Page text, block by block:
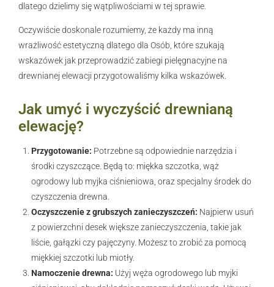
dlatego dzielimy się wątpliwościami w tej sprawie.
Oczywiście doskonale rozumiemy, że każdy ma inną
wrażliwość estetyczną dlatego dla Osób, które szukają
wskazówek jak przeprowadzić zabiegi pielęgnacyjne na
drewnianej elewacji przygotowaliśmy kilka wskazówek.
Jak umyć i wyczyścić drewnianą
elewację?
Przygotowanie: Potrzebne są odpowiednie narzędzia i
środki czyszczące. Będą to: miękka szczotka, wąż
ogrodowy lub myjka ciśnieniowa, oraz specjalny środek do
czyszczenia drewna.
Oczyszczenie z grubszych zanieczyszczeń: Najpierw usuń
z powierzchni desek większe zanieczyszczenia, takie jak
liście, gałązki czy pajęczyny. Możesz to zrobić za pomocą
miękkiej szczotki lub miotły.
Namoczenie drewna: Użyj węża ogrodowego lub myjki